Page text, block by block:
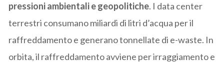
pressioni ambientali e geopolitiche. I data center
terrestri consumano miliardi di litri d’acqua per il
raffreddamento e generano tonnellate di e-waste. In
orbita, il raffreddamento avviene per irraggiamento e